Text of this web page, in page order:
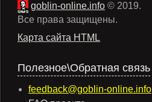
goblin-online.info © 2019.
Все права защищены.
Карта сайта HTML
Полезное\Обратная связь
feedback@goblin-online.info